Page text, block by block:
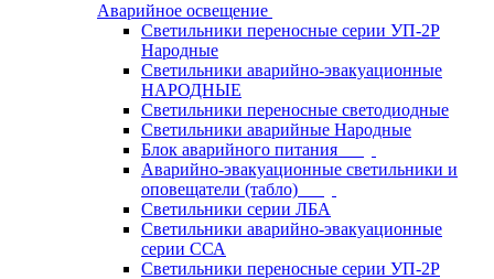
Аварийное освещение
Светильники переносные серии УП-2Р
Народные
Светильники аварийно-эвакуационные
НАРОДНЫЕ
Светильники переносные светодиодные
Светильники аварийные Народные
Блок аварийного питания
Аварийно-эвакуационные светильники и
оповещатели (табло)
Светильники серии ЛБА
Светильники аварийно-эвакуационные
серии ССА
Светильники переносные серии УП-2Р